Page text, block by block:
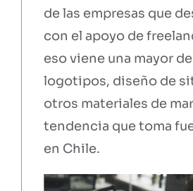
de las empresas que
con el apoyo de
eso viene una mayor
logotipos, diseño de
otros materiales de
tendencia que toma
en Chile.